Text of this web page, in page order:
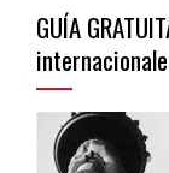
GUÍA